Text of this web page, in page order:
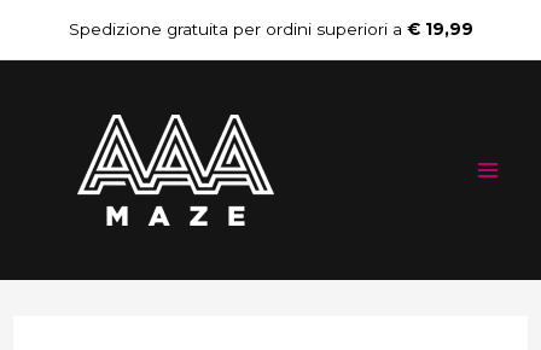
al
contenuto
Spedizione gratuita per ordini superiori a € 19,99
Navigazione
articoli